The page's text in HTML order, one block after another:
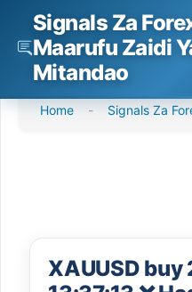
Ruka
hadi
Signals Za
Maarufu Zaidi
Mitandao
Home - Signals Za
XAUUSD